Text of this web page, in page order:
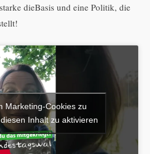
dieBasis und eine Politik, die
Marketing-Cookies zu
Inhalt zu aktivieren